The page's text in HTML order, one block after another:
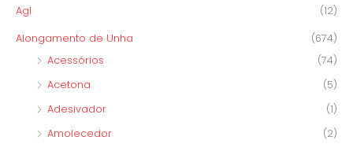
o
r
Agl (12)
Alongamento de Unha
(674)
Acessórios
(74)
Acetona
(5)
Adesivador
(1)
Amolecedor
(2)